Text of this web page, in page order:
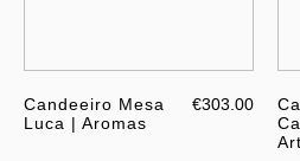
Candeeiro Mesa
Luca | Aromas
€303.00